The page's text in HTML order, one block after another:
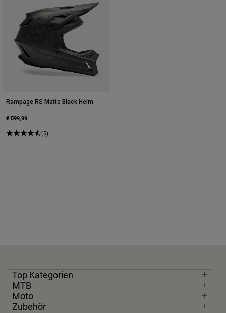
Rampage RS Matte Black Helm
€ 599,99
(5)
Top Kategorien
MTB
Moto
Zubehör